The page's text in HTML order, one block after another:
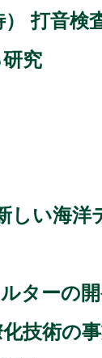
打音検
究
しい海洋
ターの
技術の